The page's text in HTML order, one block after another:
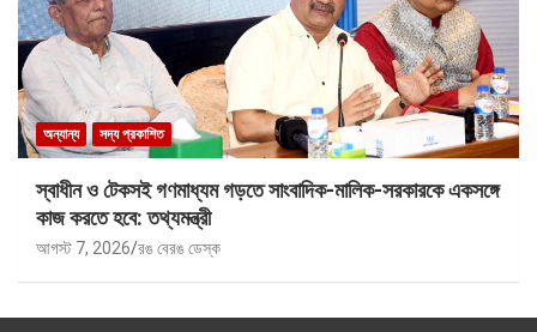
অন্যান্য সদ্য প্রকাশিত
স্বাধীন ও টেকসই গণমাধ্যম গড়তে সাংবাদিক-মালিক-সরকারকে একসঙ্গে
কাজ করতে হবে: তথ্যমন্ত্রী
আগস্ট 7, 2026 রঙ বেরঙ ডেস্ক